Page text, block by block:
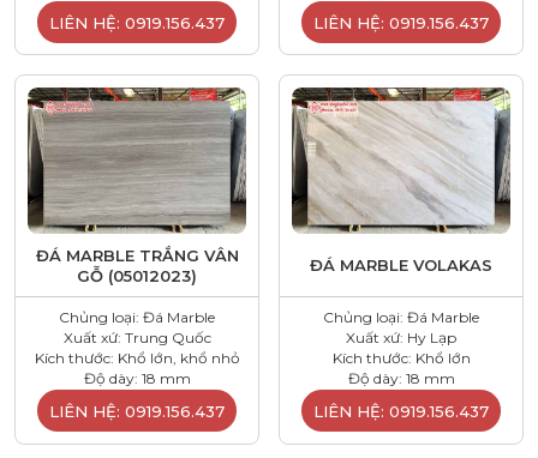
LIÊN HỆ: 0919.156.437 LIÊN HỆ: 0919.156.437
ĐÁ MARBLE TRẮNG VÂN
GỖ (05012023)
Chủng loại: Đá Marble
Xuất xứ: Trung Quốc
Kích thước: Khổ lớn, khổ nhỏ
Độ dày: 18 mm
LIÊN HỆ: 0919.156.437
ĐÁ MARBLE VOLAKAS
Chủng loại: Đá Marble
Xuất xứ: Hy Lạp
Kích thước: Khổ lớn
Độ dày: 18 mm
LIÊN HỆ: 0919.156.437